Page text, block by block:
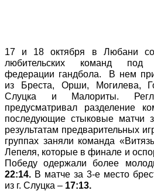
17 и 18 октября в Любани
любительских команд под
федерации гандбола. В нем
из Бреста, Орши, Могилева,
Слуцка и Малориты.
предусматривал разделение
последующие стыковые матчи
результатам предварительных
группах заняли команда
Лепеля, которые в финале и
Победу одержали более
22:14. В матче за 3-е место
из г. Слуцка – 17:13.